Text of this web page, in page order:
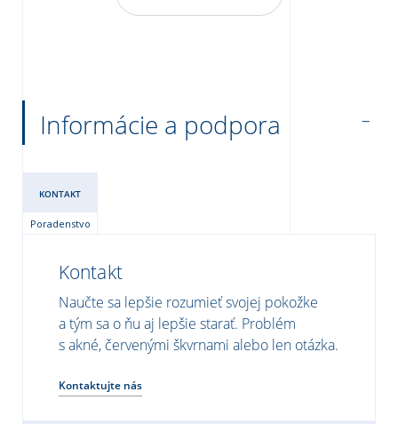
Informácie a podpora
KONTAKT
Poradenstvo
Kontakt
Naučte sa lepšie rozumieť svojej pokožke
a tým sa o ňu aj lepšie starať. Problém
s akné, červenými škvrnami alebo len otázka.
Kontaktujte nás